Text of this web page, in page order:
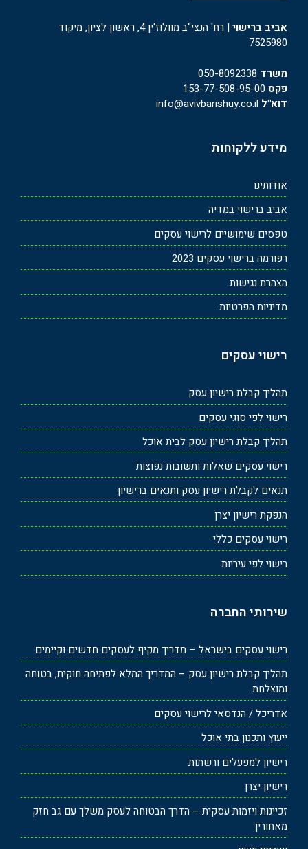
אביב ברישוי
| רח' הנצי"ב מוולוז'ין 4, ראשון לציון, מיקוד
7525980
משרד 050-8092338
פקס
דוא"ל
מידע ללקוחות
אודותינו
אביב ברישוי במדיה
טפסים שימושיים לרישוי עסקים
רפורמה ברישוי עסקים 2023
הצהרת נגישות
מדיניות הפרטיות
רישוי עסקים
תהליך קבלת רישיון עסק
רישוי לפי סוגי עסקים
תהליך קבלת רישיון עסק לבית אוכל
רישוי עסקים שאלות ותשובות נפוצות
תנאים לקבלת רישיון עסק ותנאים ברישיון
הנפקת רישיון יצרן
רישוי עסקים כללי
רישוי לפי עיריות
שירותי החברה
רישוי עסקים בישראל – מדריך מקיף לעסקים חדשים וקיימים
תהליך קבלת רישיון עסק – המדריך המלא לפתיחה חוקית, בטוחה
ומוצלחת
אדריכל / הנדסאי לרישוי עסקים
ייעוץ ותכנון בתי אוכל
רישיון למפעלים ורשתות
רישיון יצרן
זכיינות ויזמות עסקית – הדרך הבטוחה לעסק משלך עם גב חזק
מאחוריך